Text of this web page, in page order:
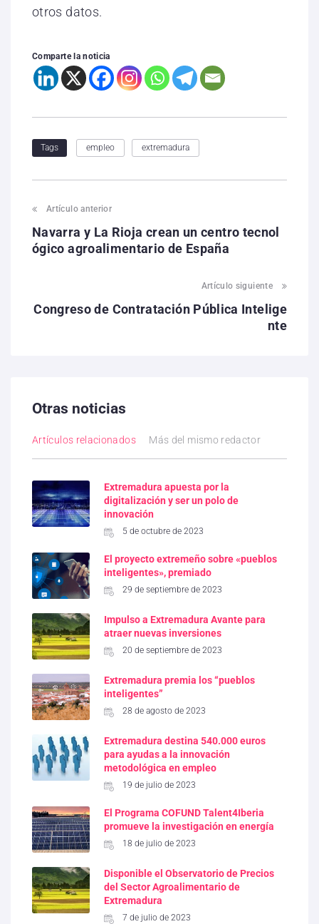
otros datos.
Comparte la noticia
Tags empleo extremadura
Artículo anterior
Navarra y La Rioja crean un centro tecnol
ógico agroalimentario de España
Artículo siguiente
Congreso de Contratación Pública Intelige
nte
Otras noticias
Artículos relacionados Más del mismo redactor
Extremadura apuesta por la
digitalización y ser un polo de
innovación
5 de octubre de 2023
El proyecto extremeño sobre «pueblos
inteligentes», premiado
29 de septiembre de 2023
Impulso a Extremadura Avante para
atraer nuevas inversiones
20 de septiembre de 2023
Extremadura premia los “pueblos
inteligentes”
28 de agosto de 2023
Extremadura destina 540.000 euros
para ayudas a la innovación
metodológica en empleo
19 de julio de 2023
El Programa COFUND Talent4Iberia
promueve la investigación en energía
18 de julio de 2023
Disponible el Observatorio de Precios
del Sector Agroalimentario de
Extremadura
7 de julio de 2023